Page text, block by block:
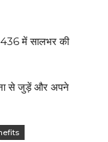
में सालभर की
से जुड़ें और अपने